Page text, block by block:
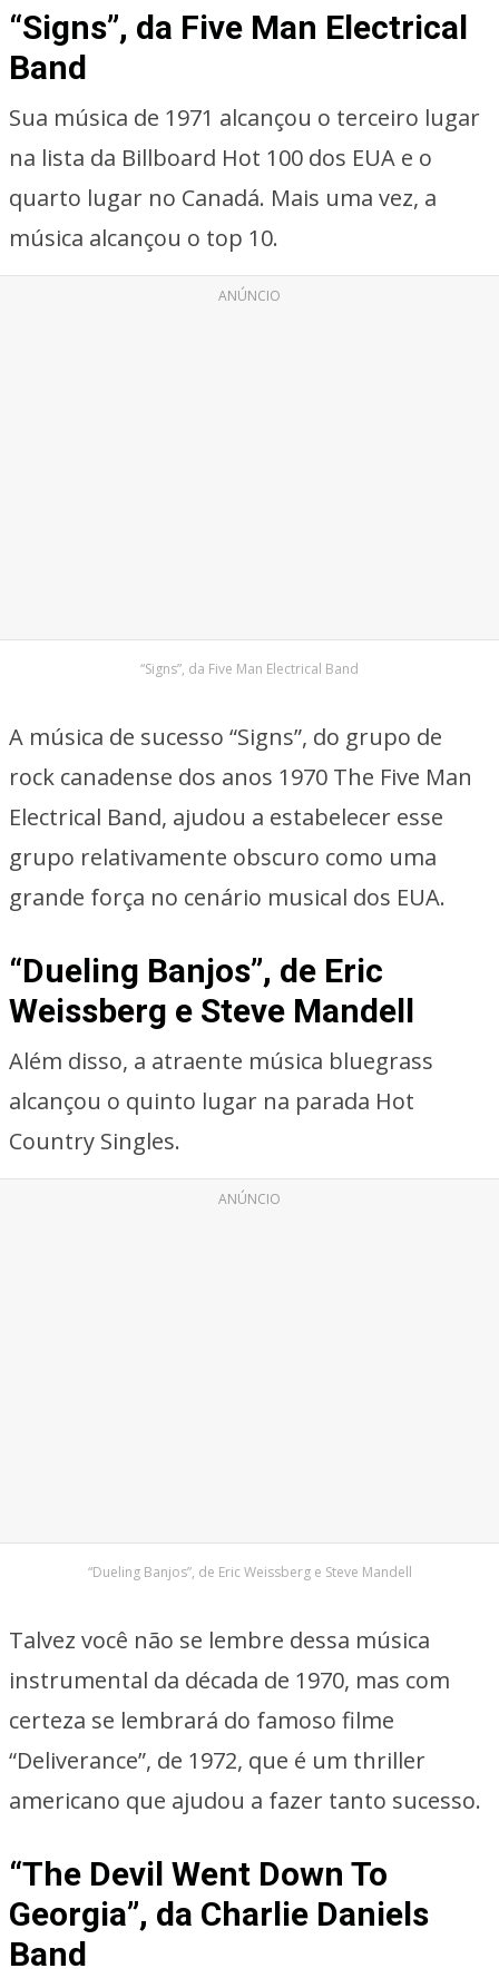
“Signs”, da Five Man Electrical
Band
Sua música de 1971 alcançou o terceiro lugar
na lista da Billboard Hot 100 dos EUA e o
quarto lugar no Canadá. Mais uma vez, a
música alcançou o top 10.
ANÚNCIO
“Signs”, da Five Man Electrical Band
A música de sucesso “Signs”, do grupo de
rock canadense dos anos 1970 The Five Man
Electrical Band, ajudou a estabelecer esse
grupo relativamente obscuro como uma
grande força no cenário musical dos EUA.
“Dueling Banjos”, de Eric
Weissberg e Steve Mandell
Além disso, a atraente música bluegrass
alcançou o quinto lugar na parada Hot
Country Singles.
ANÚNCIO
“Dueling Banjos”, de Eric Weissberg e Steve Mandell
Talvez você não se lembre dessa música
instrumental da década de 1970, mas com
certeza se lembrará do famoso filme
“Deliverance”, de 1972, que é um thriller
americano que ajudou a fazer tanto sucesso.
“The Devil Went Down To
Georgia”, da Charlie Daniels
Band